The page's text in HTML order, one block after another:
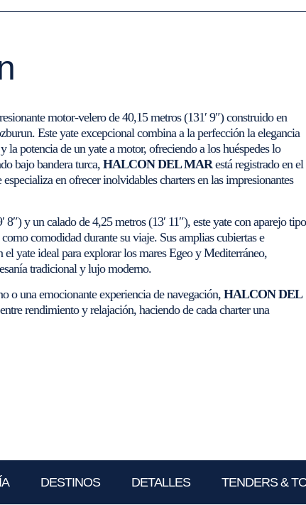
motor-velero de 40,15 metros (131′ 9″) construido en
Este yate excepcional combina a la perfección la elegancia
potencia de un yate a motor, ofreciendo a los huéspedes lo
bajo bandera turca, HALCON DEL MARestá registrado en el
en ofrecer inolvidables charters en las impresionantes
8″) y un calado de 4,25 metros (13′ 11″), este yate con aparejo tipo
comodidad durante su viaje. Sus amplias cubiertas e
el yate ideal para explorar los mares Egeo y Mediterráneo,
tradicional y lujo moderno.
o una emocionante experiencia de navegación, HALCON DEL
rendimiento y relajación, haciendo de cada charter una
DESTINOS DETALLES TENDERS &